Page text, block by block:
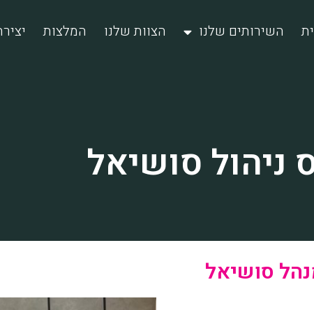
השירותים שלנו הצוות שלנו המלצות
ניהול סושיאל
סושיאל